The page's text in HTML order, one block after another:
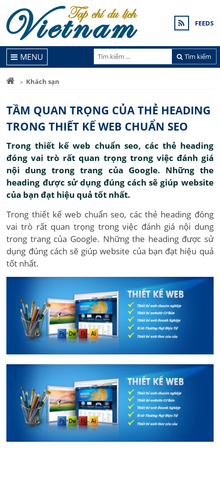
FEEDS
Tìm kiếm
MENU
Khách sạn
TẦM QUAN TRỌNG CỦA THẺ HEADING
TRONG THIẾT KẾ WEB CHUẨN SEO
Trong thiết kế web chuẩn seo, các thẻ heading
đóng vai trò rất quan trọng trong việc đánh giá
nội dung trong trang của Google. Những the
heading được sử dụng đúng cách sẽ giúp website
của bạn đạt hiệu quả tốt nhất.
Trong thiết kế web chuẩn seo, các thẻ heading đóng
vai trò rất quan trọng trong việc đánh giá nội dung
trong trang của Google. Những the heading được sử
dụng đúng cách sẽ giúp website của bạn đạt hiệu quả
tốt nhất.